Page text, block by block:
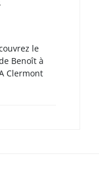
le
Benoît à
Clermont